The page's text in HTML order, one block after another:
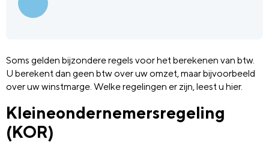
Soms gelden bijzondere regels voor het berekenen van btw.
U berekent dan geen btw over uw omzet, maar bijvoorbeeld
over uw winstmarge. Welke regelingen er zijn, leest u hier.
Kleineondernemersregeling
(KOR)